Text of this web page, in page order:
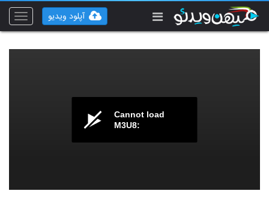
Toggle
آپلود ویدیو
Cannot load
M3U8: